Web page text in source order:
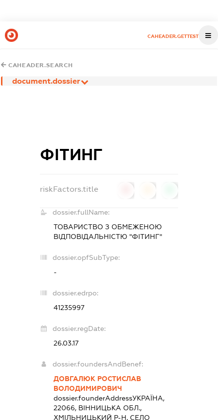
CAHEADER.GETTEST
CAHEADER.SEARCH
document.dossier
ФІТИНГ
riskFactors.title
dossier.fullName:
ТОВАРИСТВО З ОБМЕЖЕНОЮ
ВІДПОВІДАЛЬНІСТЮ "ФІТИНГ"
dossier.opfSubType:
-
dossier.edrpo:
41235997
dossier.regDate:
26.03.17
dossier.foundersAndBenef:
ДОВГАЛЮК РОСТИСЛАВ
ВОЛОДИМИРОВИЧ
dossier.founderAddressУКРАЇНА,
22066, ВІННИЦЬКА ОБЛ.,
ХМІЛЬНИЦЬКИЙ Р-Н, СЕЛО